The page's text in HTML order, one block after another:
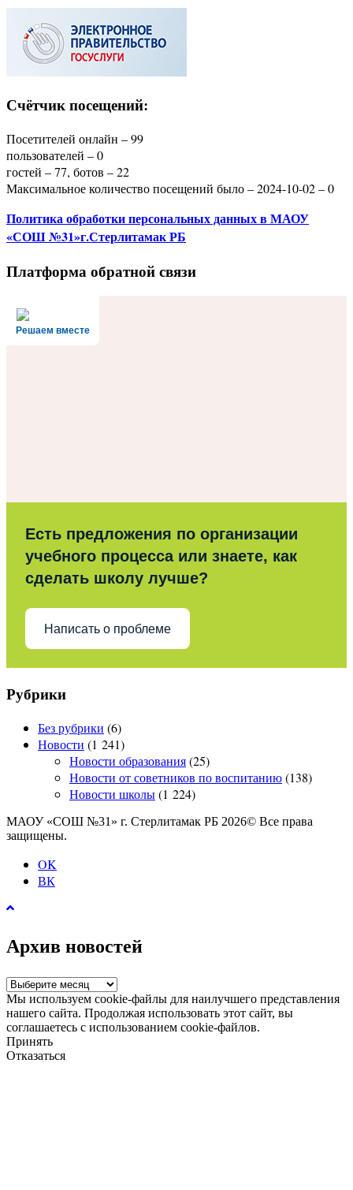
Счётчик посещений:
Посетителей онлайн – 99
пользователей – 0
гостей – 77, ботов – 22
Максимальное количество посещений было – 2024-10-02 – 0
Политикаобработки персональных данныхв МАОУ
«СОШ №31»г.Стерлитамак РБ
Платформа обратной связи
Решаем вместе
Есть предложения по организации
учебного процесса или знаете, как
сделать школу лучше?
Написать о проблеме
Рубрики
Без рубрики (6)
Новости (1 241)
Новости образования(25)
Новости от советников по воспитанию(138)
Новости школы(1 224)
МАОУ «СОШ №31» г. Стерлитамак РБ 2026© Все права
защищены.
OK
ВК
Архив новостей
Архив
новостей
Мы используем cookie-файлы для наилучшего представления
нашего сайта. Продолжая использовать этот сайт, вы
соглашаетесь с использованием cookie-файлов.
Принять
Отказаться